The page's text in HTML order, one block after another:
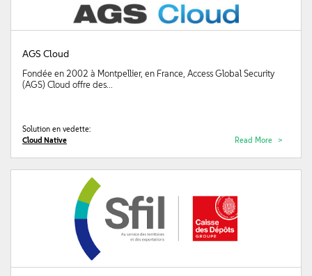
AGS Cloud
Fondée en 2002 à Montpellier, en France, Access Global Security
(AGS) Cloud offre des...
Solution en vedette:
Cloud Native
Read More